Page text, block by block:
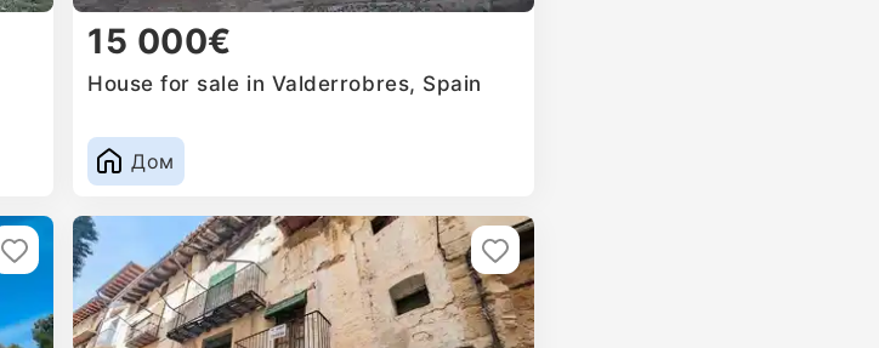
15 000€
House for sale in Valderrobres, Spain
Дом